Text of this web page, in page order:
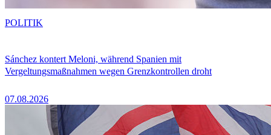
Sánchez kontert Meloni, während Spanien mit
Vergeltungsmaßnahmen wegen Grenzkontrollen droht
07.08.2026
POLITIK